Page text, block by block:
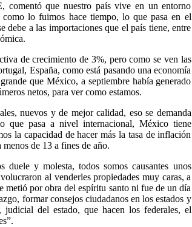
comentó que nuestro país vive en un entorno
lo fuimos hace tiempo, lo que pasa en el
debe a las importaciones que el país tiene, entre
de crecimiento de 3%, pero como se ven las
España, como está pasando una economía
que México, a septiembre había generado
netos, para ver como estamos.
nuevos y de mejor calidad, eso se demanda
que pasa a nivel internacional, México tiene
la capacidad de hacer más la tasa de inflación
de 13 a fines de año.
y molesta, todos somos causantes unos
al venderles propiedades muy caras, a
metió por obra del espíritu santo ni fue de un día
formar consejos ciudadanos en los estados y
del estado, que hacen los federales, el